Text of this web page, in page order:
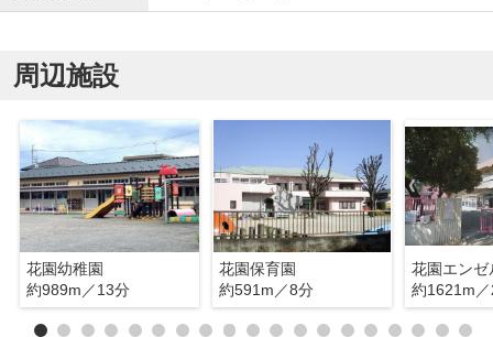
周辺施設
花園幼稚園
約989m／13分
花園保育園
約591m／8分
花園エンゼ
約1621m